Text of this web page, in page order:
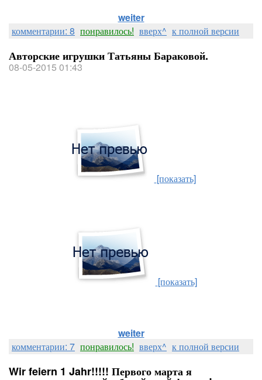
weiter
комментарии: 8 понравилось! вверх^ к полной версии
Авторские игрушки Татьяны Бараковой.
08-05-2015 01:43
[показать]
[показать]
weiter
комментарии: 7 понравилось! вверх^ к полной версии
Wir feiern 1 Jahr!!!!! Первого марта я